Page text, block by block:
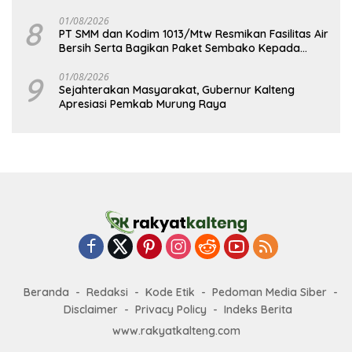
8 01/08/2026
PT SMM dan Kodim 1013/Mtw Resmikan Fasilitas Air
Bersih Serta Bagikan Paket Sembako Kepada
9 01/08/2026
Sejahterakan Masyarakat, Gubernur Kalteng
Apresiasi Pemkab Murung Raya
Beranda Redaksi Kode Etik
Pedoman Media Siber
Disclaimer
Privacy Policy
Indeks Berita
www.rakyatkalteng.com